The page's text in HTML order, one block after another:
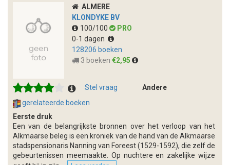
ALMERE
KLONDYKE BV
100/100
PRO
0-1 dagen
128206 boeken
3 boeken €2,95
Stel vraag
Andere
gerelateerde boeken
Eerste druk
Een van de belangrijkste bronnen over het verloop van het
Alkmaarse beleg is een kroniek van de hand van de Alkmaarse
stadspensionaris Nanning van Foreest (1529-1592), die zelf de
gebeurtenissen meemaakte. Op nuchtere en zakelijke wijze